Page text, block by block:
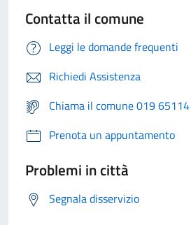
Contatta il comune
Leggi le domande frequenti
Richiedi Assistenza
Chiama il comune 019 65114
Prenota un appuntamento
Problemi in città
Segnala disservizio